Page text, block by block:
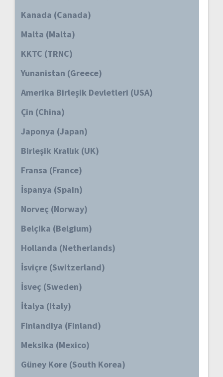
Kanada (Canada)
Malta (Malta)
KKTC (TRNC)
Yunanistan (Greece)
Amerika Birleşik Devletleri (USA)
Çin (China)
Japonya (Japan)
Birleşik Krallık (UK)
Fransa (France)
İspanya (Spain)
Norveç (Norway)
Belçika (Belgium)
Hollanda (Netherlands)
İsviçre (Switzerland)
İsveç (Sweden)
İtalya (Italy)
Finlandiya (Finland)
Meksika (Mexico)
Güney Kore (South Korea)